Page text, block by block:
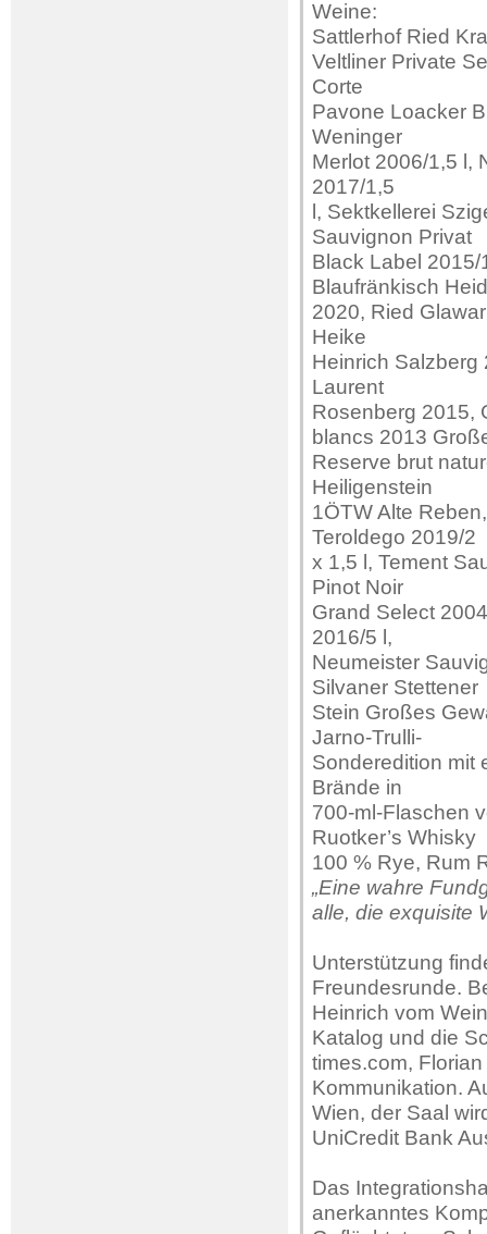
Weine:
Sattlerhof Ried
Veltliner Private
Corte
Pavone Loacker
Weninger
Merlot 2006/1,5 l,
2017/1,5
l, Sektkellerei
Sauvignon Privat
Black Label
Blaufränkisch
2020, Ried
Heike
Heinrich Salzberg
Laurent
Rosenberg 2015,
blancs 2013
Reserve brut
Heiligenstein
1ÖTW Alte
Teroldego 2019/2
x 1,5 l, Tement
Pinot Noir
Grand Select
2016/5 l,
Neumeister
Silvaner Stettener
Stein Großes
Jarno-Trulli-
Sonderedition mit
Brände in
700-ml-Flaschen
Ruotker’s Whisky
100 % Rye, Rum
„Eine wahre
alle, die exquisite
Unterstützung
Freundesrunde.
Heinrich vom
Katalog und die
times.com,
Kommunikation.
Wien, der Saal
UniCredit Bank
Das
anerkanntes